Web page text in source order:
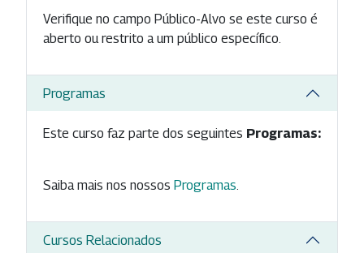
Verifique no campo Público-Alvo se este curso é
aberto ou restrito a um público específico.
Programas
Este curso faz parte dos seguintes Programas:
Saiba mais nos nossos Programas.
Cursos Relacionados